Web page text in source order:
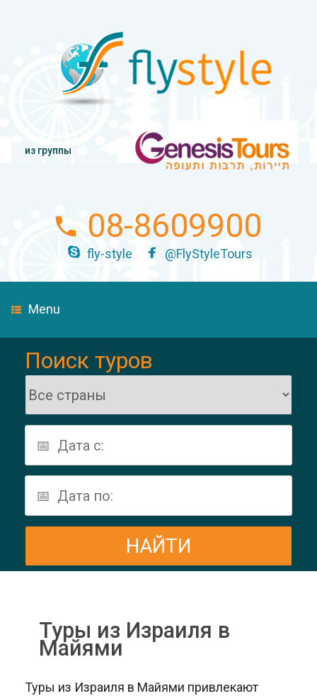
из группы
08-8609900
fly-style @FlyStyleTours
Menu
Поиск туров
Туры из Израиля в
Майями
Туры из Израиля в Майями привлекают